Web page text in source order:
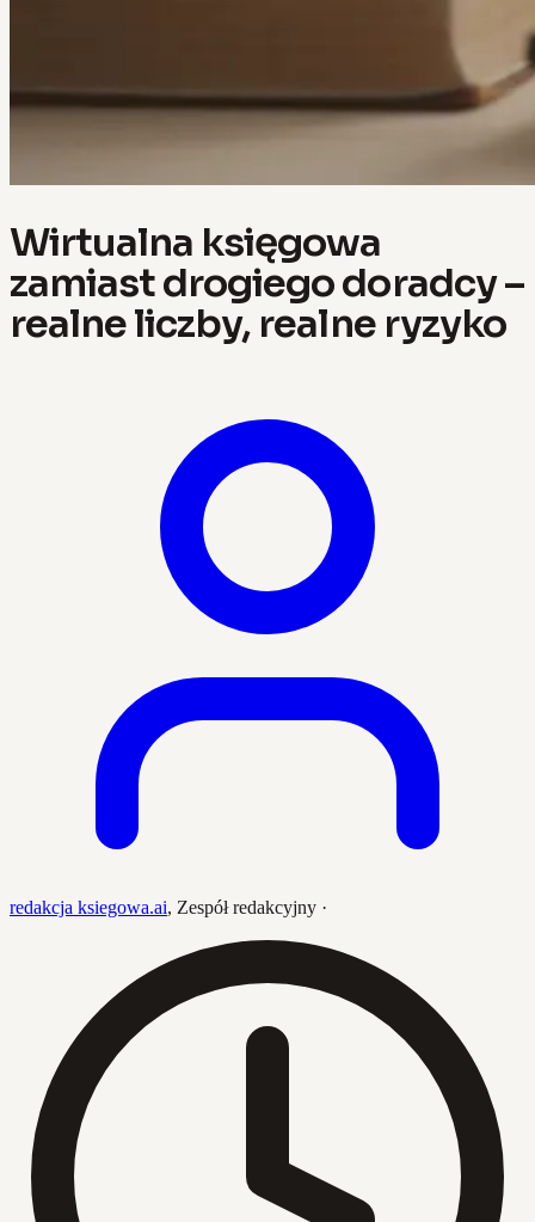
Wirtualna księgowa
zamiast drogiego doradcy –
realne liczby, realne ryzyko
redakcja ksiegowa.ai, Zespół redakcyjny ·